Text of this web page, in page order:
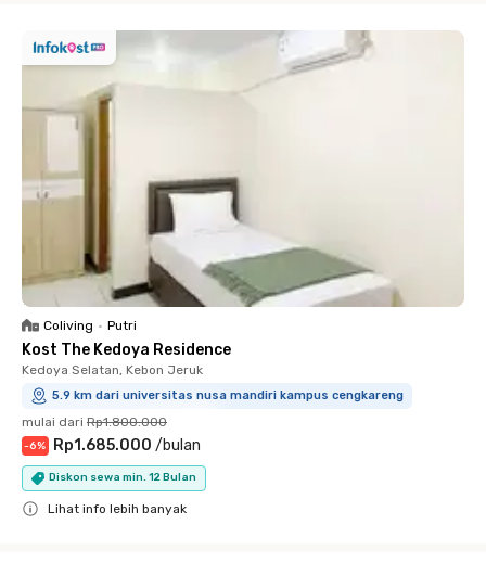
Coliving • Putri
Kost The Kedoya Residence
Kedoya Selatan, Kebon Jeruk
5.9 km dari universitas nusa mandiri kampus cengkareng
mulai dari Rp1.800.000
-6% Rp1.685.000 /bulan
Diskon sewa min. 12 Bulan
Lihat info lebih banyak